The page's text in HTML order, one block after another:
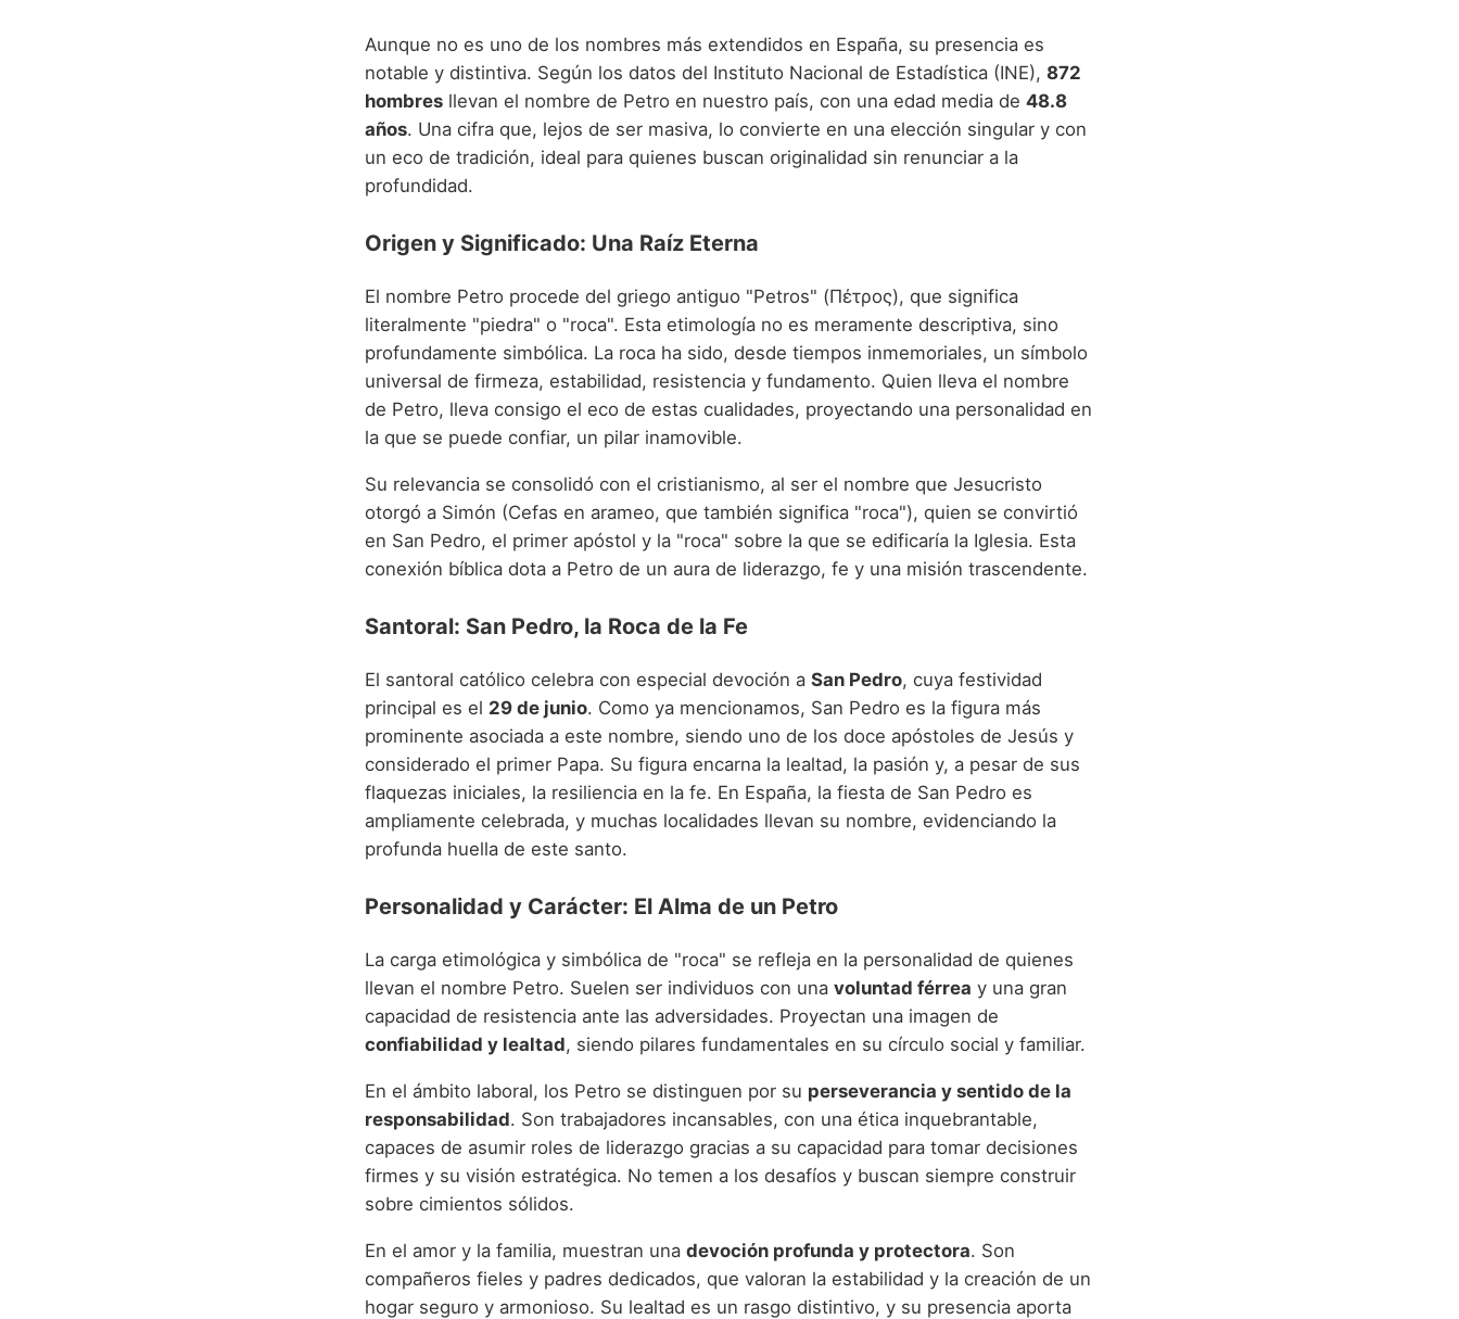
Aunque no es uno de los nombres más extendidos en España, su presencia es
notable y distintiva. Según los datos del Instituto Nacional de Estadística (INE), 872
hombres llevan el nombre de Petro en nuestro país, con una edad media de 48.8
años. Una cifra que, lejos de ser masiva, lo convierte en una elección singular y con
un eco de tradición, ideal para quienes buscan originalidad sin renunciar a la
profundidad.
Origen y Significado: Una Raíz Eterna
El nombre Petro procede del griego antiguo "Petros" (Πέτρος), que significa
literalmente "piedra" o "roca". Esta etimología no es meramente descriptiva, sino
profundamente simbólica. La roca ha sido, desde tiempos inmemoriales, un símbolo
universal de firmeza, estabilidad, resistencia y fundamento. Quien lleva el nombre
de Petro, lleva consigo el eco de estas cualidades, proyectando una personalidad en
la que se puede confiar, un pilar inamovible.
Su relevancia se consolidó con el cristianismo, al ser el nombre que Jesucristo
otorgó a Simón (Cefas en arameo, que también significa "roca"), quien se convirtió
en San Pedro, el primer apóstol y la "roca" sobre la que se edificaría la Iglesia. Esta
conexión bíblica dota a Petro de un aura de liderazgo, fe y una misión trascendente.
Santoral: San Pedro, la Roca de la Fe
El santoral católico celebra con especial devoción a San Pedro, cuya festividad
principal es el 29 de junio. Como ya mencionamos, San Pedro es la figura más
prominente asociada a este nombre, siendo uno de los doce apóstoles de Jesús y
considerado el primer Papa. Su figura encarna la lealtad, la pasión y, a pesar de sus
flaquezas iniciales, la resiliencia en la fe. En España, la fiesta de San Pedro es
ampliamente celebrada, y muchas localidades llevan su nombre, evidenciando la
profunda huella de este santo.
Personalidad y Carácter: El Alma de un Petro
La carga etimológica y simbólica de "roca" se refleja en la personalidad de quienes
llevan el nombre Petro. Suelen ser individuos con una voluntad férrea y una gran
capacidad de resistencia ante las adversidades. Proyectan una imagen de
confiabilidad y lealtad, siendo pilares fundamentales en su círculo social y familiar.
En el ámbito laboral, los Petro se distinguen por su perseverancia y sentido de la
responsabilidad. Son trabajadores incansables, con una ética inquebrantable,
capaces de asumir roles de liderazgo gracias a su capacidad para tomar decisiones
firmes y su visión estratégica. No temen a los desafíos y buscan siempre construir
sobre cimientos sólidos.
En el amor y la familia, muestran una devoción profunda y protectora. Son
compañeros fieles y padres dedicados, que valoran la estabilidad y la creación de un
hogar seguro y armonioso. Su lealtad es un rasgo distintivo, y su presencia aporta